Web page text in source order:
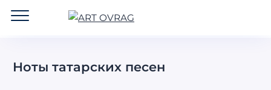
Ноты татарских песен